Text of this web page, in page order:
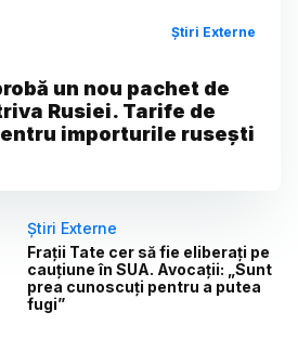
Știri Externe
un nou pachet de
Rusiei. Tarife de
importurile rusești
Știri Externe
Frații Tate cer să fie eliberați pe
cauțiune în SUA. Avocații: „Sunt
prea cunoscuți pentru a putea
fugi”